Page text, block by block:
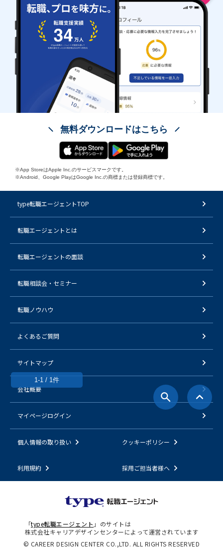
1-1 / 1件
無料ダウンロードはこちら
※App StoreはApple Inc.のサービスマークです。
※Android、Google PlayはGoogle Inc.の商標または登録商標です。
type転職エージェントTOP
転職エージェントとは
転職エージェントの面談
転職相談会・セミナー
転職ノウハウ
よくあるご質問
サイトマップ
会社概要
マイページログイン
個人情報の取り扱い クッキーポリシー
利用規約 採用ご担当者様へ
「type転職エージェント 」のサイトは
株式会社キャリアデザインセンターによって運営されています
© CAREER DESIGN CENTER CO.,LTD. ALL RIGHTS RESERVED